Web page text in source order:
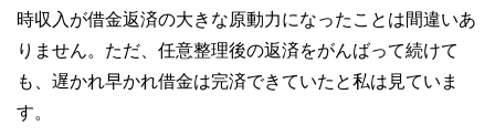
時収入が借金返済の大きな原動力になったことは間違いあ
りません。ただ、任意整理後の返済をがんばって続けて
も、遅かれ早かれ借金は完済できていたと私は見ていま
す。